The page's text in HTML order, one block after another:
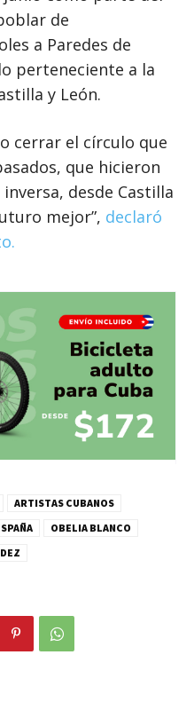
de
a Paredes de
perteneciente a la
y León.
cerrar el círculo que
que hicieron
desde Castilla
mejor”, declaró
ARTISTAS CUBANOS
OBELIA BLANCO